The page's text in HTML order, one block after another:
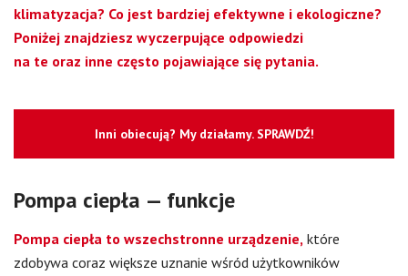
klimatyzacja? Co jest bardziej efektywne i ekologiczne?
Poniżej znajdziesz wyczerpujące odpowiedzi
na te oraz inne często pojawiające się pytania.
Inni obiecują? My działamy. SPRAWDŹ!
Pompa ciepła — funkcje
Pompa ciepła to wszechstronne urządzenie, które
zdobywa coraz większe uznanie wśród użytkowników